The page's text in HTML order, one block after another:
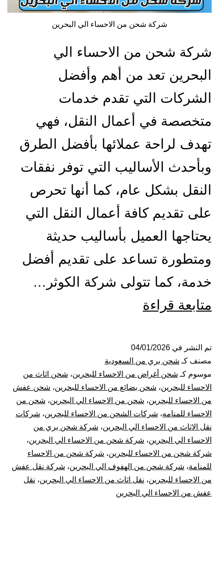
شركة شحن من الاحساء الي البحرين
شركة شحن من الاحساء الي
البحرين تعد من أهم وأفضل
الشركات التي تقدم خدمات
متخصصة في أعمال النقل، فهي
تهدف لراحة عملائها بأفضل الطرق
وبأحدث الأساليب التي توفر نفقات
النقل بشكل عام، كما أنها تحرص
على تقديم كافة أعمال النقل التي
يحتاجها العميل بأساليب حديثة
ومتطورة تساعد على تقديم أفضل
خدمة، كما تتولى شركة الكوثر…
متابعة قراءة
من
الاحساء
الي
البحرين
|
نقل
عفش
تم النشر في 04/01/2026
مصنف كـ شحن بري من السعودية
موسوم كـ شحن أغراض من الاحساء للبحرين، شحن اثاث من
الاحساء للبحرين، شحن بضائع من الاحساء للبحرين، شحن عفش
من الاحساء للبحرين، شحن من الاحساء الي البحرين، شحن من
الاحساء للمنامه، شركات الشحن من الاحساء للبحرين، شركات
نقل الاثاث من الاحساء الي البحرين، شركة شحن بري من
الاحساء الي البحرين، شركة شحن من الاحساء الي البحرين،
شركة شحن من الاحساء للبحرين، شركة شحن من الاحساء
للمنامة، شركة شحن من الهفوف الي البحرين، شركة نقل عفش
من الاحساء للبحرين، نقل اثاث من الاحساء الي البحرين، نقل
عفش من الاحساء الي البحرين